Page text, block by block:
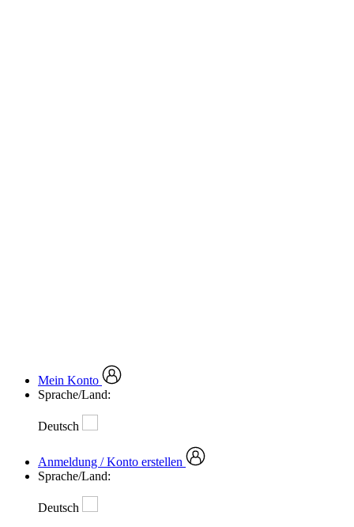
Mein Konto
Sprache/Land:
Deutsch
Anmeldung / Konto erstellen
Sprache/Land:
Deutsch